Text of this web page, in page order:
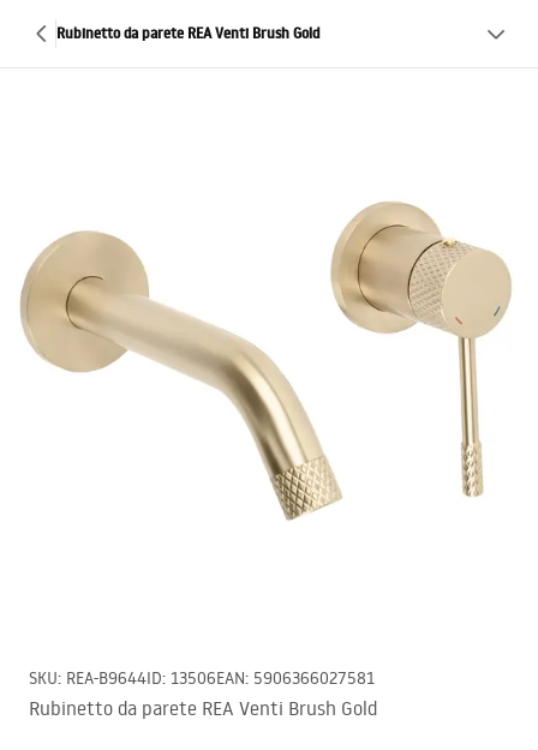
Rubinetto da parete REA Venti Brush Gold
SKU: REA-B9644ID: 13506EAN: 5906366027581
Rubinetto da parete REA Venti Brush Gold